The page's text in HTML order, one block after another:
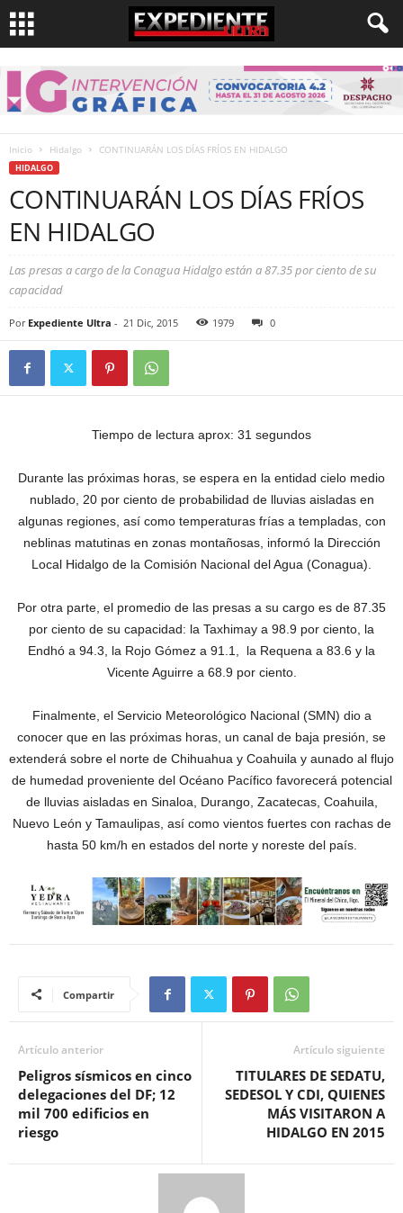
Inicio Hidalgo CONTINUARÁN LOS DÍAS FRÍOS EN HIDALGO
HIDALGO
CONTINUARÁN LOS DÍAS FRÍOS
EN HIDALGO
Las presas a cargo de la Conagua Hidalgo están a 87.35 por ciento de su
capacidad
Por Expediente Ultra - 21 Dic, 2015 1979 0
Tiempo de lectura aprox: 31 segundos
Durante las próximas horas, se espera en la entidad cielo medio
nublado, 20 por ciento de probabilidad de lluvias aisladas en
algunas regiones, así como temperaturas frías a templadas, con
neblinas matutinas en zonas montañosas, informó la Dirección
Local Hidalgo de la Comisión Nacional del Agua (Conagua).
Por otra parte, el promedio de las presas a su cargo es de 87.35
por ciento de su capacidad: la Taxhimay a 98.9 por ciento, la
Endhó a 94.3, la Rojo Gómez a 91.1, la Requena a 83.6 y la
Vicente Aguirre a 68.9 por ciento.
Finalmente, el Servicio Meteorológico Nacional (SMN) dio a
conocer que en las próximas horas, un canal de baja presión, se
extenderá sobre el norte de Chihuahua y Coahuila y aunado al flujo
de humedad proveniente del Océano Pacífico favorecerá potencial
de lluvias aisladas en Sinaloa, Durango, Zacatecas, Coahuila,
Nuevo León y Tamaulipas, así como vientos fuertes con rachas de
hasta 50 km/h en estados del norte y noreste del país.
Compartir
Artículo anterior
Peligros sísmicos en cinco
delegaciones del DF; 12
mil 700 edificios en
riesgo
Artículo siguiente
TITULARES DE SEDATU,
SEDESOL Y CDI, QUIENES
MÁS VISITARON A
HIDALGO EN 2015